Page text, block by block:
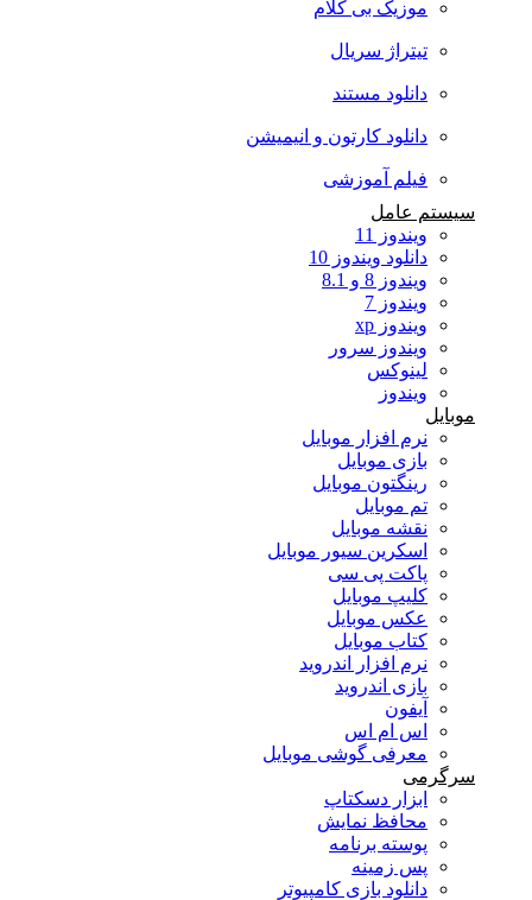
موزیک بی کلام
تیتراژ سریال
دانلود مستند
دانلود کارتون و انیمیشن
فیلم آموزشی
سیستم عامل
ویندوز 11
دانلود ویندوز 10
ویندوز 8 و 8.1
ویندوز 7
ویندوز xp
ویندوز سرور
لینوکس
ویندوز
موبایل
نرم افزار موبایل
بازی موبایل
رینگتون موبایل
تم موبایل
نقشه موبایل
اسکرین سیور موبایل
پاکت پی سی
کلیپ موبایل
عکس موبایل
کتاب موبایل
نرم افزار اندروید
بازی اندروید
آیفون
اس ام اس
معرفی گوشی موبایل
سرگرمی
ابزار دسکتاپ
محافظ نمایش
پوسته برنامه
پس زمینه
دانلود بازی کامپیوتر